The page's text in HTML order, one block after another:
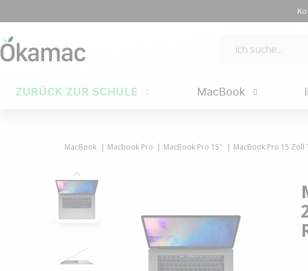
ZURÜCK ZUR SCHULE MacBook
MacBook Macbook Pro MacBook Pro 15" MacBook Pro 15 Zoll